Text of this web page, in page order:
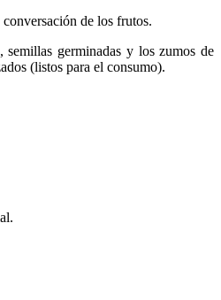
de los frutos.
semillas germinadas y los zumos de
(listos para el consumo).